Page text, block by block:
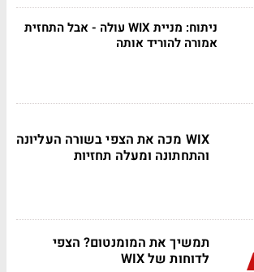
ניתוח: מניית WIX עולה - אבל התחזית
אמורה להוריד אותה
WIX מכה את הצפי בשורה העליונה
והתחתונה ומעלה תחזיות
תמשיך את המומנטום? הצפי
לדוחות של WIX